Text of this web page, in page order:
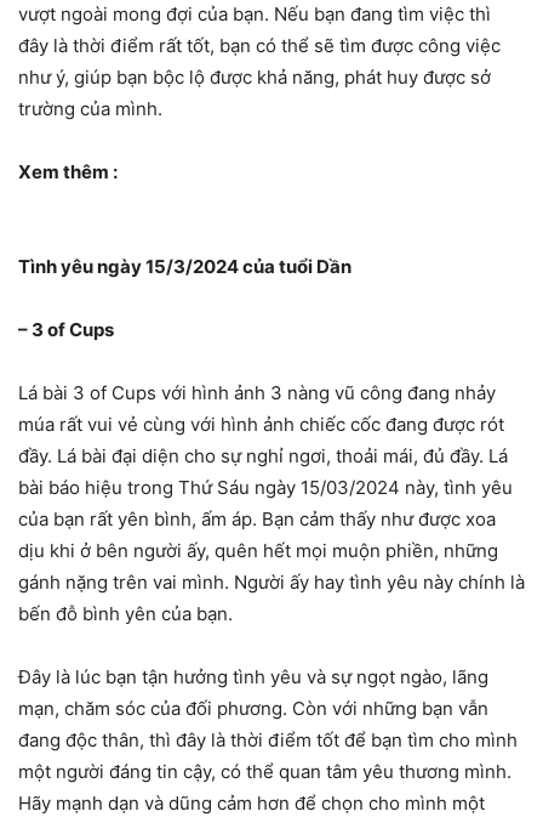
vượt ngoài mong đợi của bạn. Nếu bạn đang tìm việc thì
đây là thời điểm rất tốt, bạn có thể sẽ tìm được công việc
như ý, giúp bạn bộc lộ được khả năng, phát huy được sở
trường của mình.
Xem thêm :
Tình yêu ngày 15/3/2024 của tuổi Dần
– 3 of Cups
Lá bài 3 of Cups với hình ảnh 3 nàng vũ công đang nhảy
múa rất vui vẻ cùng với hình ảnh chiếc cốc đang được rót
đầy. Lá bài đại diện cho sự nghỉ ngơi, thoải mái, đủ đầy. Lá
bài báo hiệu trong Thứ Sáu ngày 15/03/2024 này, tình yêu
của bạn rất yên bình, ấm áp. Bạn cảm thấy như được xoa
dịu khi ở bên người ấy, quên hết mọi muộn phiền, những
gánh nặng trên vai mình. Người ấy hay tình yêu này chính là
bến đỗ bình yên của bạn.
Đây là lúc bạn tận hưởng tình yêu và sự ngọt ngào, lãng
mạn, chăm sóc của đối phương. Còn với những bạn vẫn
đang độc thân, thì đây là thời điểm tốt để bạn tìm cho mình
một người đáng tin cậy, có thể quan tâm yêu thương mình.
Hãy mạnh dạn và dũng cảm hơn để chọn cho mình một